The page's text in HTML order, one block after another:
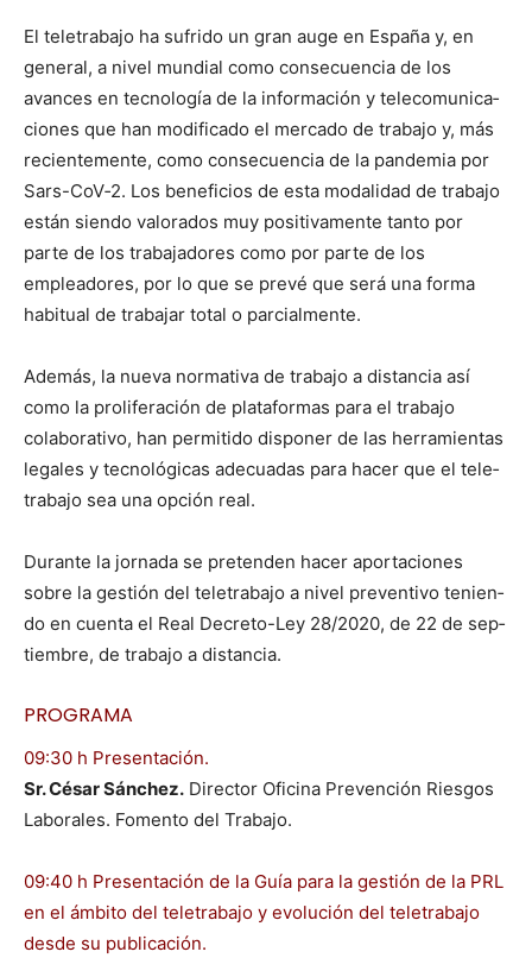
El tele­tra­ba­jo ha sufri­do un gran auge en España y, en
gen­er­al, a niv­el mundi­al como con­se­cuen­cia de los
avances en tec­nología de la infor­ma­ción y tele­co­mu­ni­ca­
ciones que han mod­i­fi­ca­do el mer­ca­do de tra­ba­jo y, más
recien­te­mente, como con­se­cuen­cia de la pan­demia por
Sars-CoV­‑2. Los ben­efi­cios de esta modal­i­dad de tra­ba­jo
están sien­do val­o­rados muy pos­i­ti­va­mente tan­to por
parte de los tra­ba­jadores como por parte de los
empleadores, por lo que se pre­vé que será una for­ma
habit­u­al de tra­ba­jar total o par­cial­mente.
Además, la nue­va nor­ma­ti­va de tra­ba­jo a dis­tan­cia así
como la pro­lif­eración de platafor­mas para el tra­ba­jo
colab­o­ra­ti­vo, han per­mi­ti­do dispon­er de las her­ramien­tas
legales y tec­nológ­i­cas ade­cuadas para hac­er que el tele­
tra­ba­jo sea una opción real.
Durante la jor­na­da se pre­tenden hac­er aporta­ciones
sobre la gestión del tele­tra­ba­jo a niv­el pre­ven­ti­vo tenien­
do en cuen­ta el Real Decre­to-Ley 28/2020, de 22 de sep­
tiem­bre, de tra­ba­jo a dis­tan­cia.
PROGRAMA
09:30 h Pre­sentación.
Sr. César Sánchez. Direc­tor Ofic­i­na Pre­ven­ción Ries­gos
Lab­o­rales. Fomen­to del Tra­ba­jo.
09:40 h Pre­sentación de la Guía para la gestión de la PRL
en el ámbito del tele­tra­ba­jo y evolu­ción del tele­tra­ba­jo
des­de su pub­li­cación.